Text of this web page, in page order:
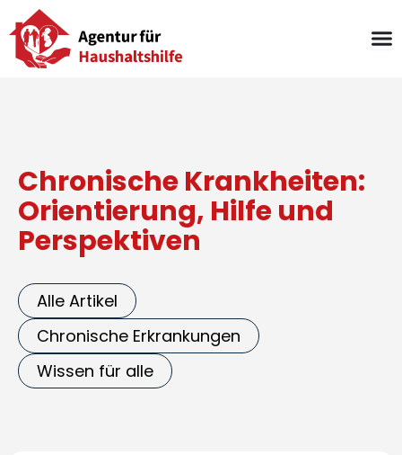
Zum
Inhalt
springen
Chronische Krankheiten:
Orientierung, Hilfe und
Perspektiven
Alle Artikel
Chronische Erkrankungen
Wissen für alle